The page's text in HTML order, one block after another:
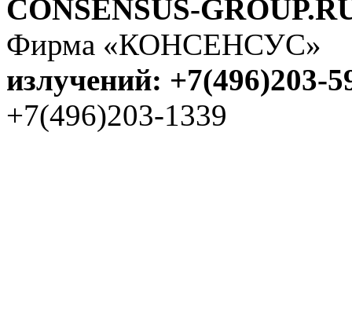
CONSENSUS-
Фирма
излучений: +7(496)203-
+7(496)203-1339